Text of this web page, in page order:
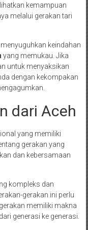
kemampuan
melalui gerakan tari
keindahan
yang memukau. Jika
untuk menyaksikan
dengan kekompakan
dari Aceh
yang memiliki
gerakan yang
dan kebersamaan
kompleks dan
gerakan ini perlu
memiliki makna
generasi ke generasi.